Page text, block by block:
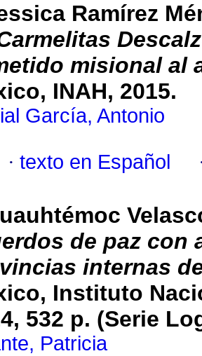
Ramírez
misional al
INAH, 2015.
García, Antonio
· texto en Español
de paz con
internas
Instituto
532 p. (Serie
Patricia